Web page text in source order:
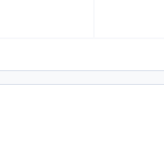
overview